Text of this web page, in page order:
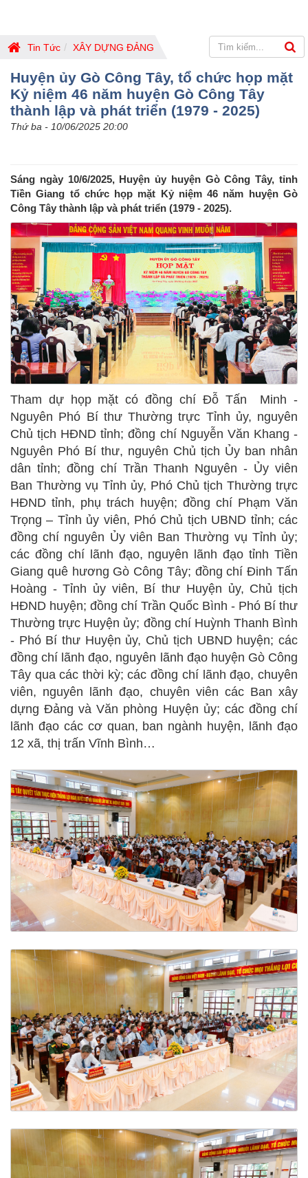
Tin Tức XÂY DỰNG ĐẢNG
Huyện ủy Gò Công Tây, tổ chức họp mặt
Kỷ niệm 46 năm huyện Gò Công Tây
thành lập và phát triển (1979 - 2025)
Thứ ba - 10/06/2025 20:00
Sáng ngày 10/6/2025, Huyện ủy huyện Gò Công Tây, tỉnh
Tiền Giang tổ chức họp mặt Kỷ niệm 46 năm huyện Gò
Công Tây thành lập và phát triển (1979 - 2025).
Tham dự họp mặt có đồng chí Đỗ Tấn Minh -
Nguyên Phó Bí thư Thường trực Tỉnh ủy, nguyên
Chủ tịch HĐND tỉnh; đồng chí Nguyễn Văn Khang -
Nguyên Phó Bí thư, nguyên Chủ tịch Ủy ban nhân
dân tỉnh; đồng chí Trần Thanh Nguyên - Ủy viên
Ban Thường vụ Tỉnh ủy, Phó Chủ tịch Thường trực
HĐND tỉnh, phụ trách huyện; đồng chí Phạm Văn
Trọng – Tỉnh ủy viên, Phó Chủ tịch UBND tỉnh; các
đồng chí nguyên Ủy viên Ban Thường vụ Tỉnh ủy;
các đồng chí lãnh đạo, nguyên lãnh đạo tỉnh Tiền
Giang quê hương Gò Công Tây; đồng chí Đinh Tấn
Hoàng - Tỉnh ủy viên, Bí thư Huyện ủy, Chủ tịch
HĐND huyện; đồng chí Trần Quốc Bình - Phó Bí thư
Thường trực Huyện ủy; đồng chí Huỳnh Thanh Bình
- Phó Bí thư Huyện ủy, Chủ tịch UBND huyện; các
đồng chí lãnh đạo, nguyên lãnh đạo huyện Gò Công
Tây qua các thời kỳ; các đồng chí lãnh đạo, chuyên
viên, nguyên lãnh đạo, chuyên viên các Ban xây
dựng Đảng và Văn phòng Huyện ủy; các đồng chí
lãnh đạo các cơ quan, ban ngành huyện, lãnh đạo
12 xã, thị trấn Vĩnh Bình…